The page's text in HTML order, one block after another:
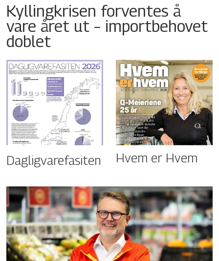
Kyllingkrisen forventes å
vare året ut – importbehovet
doblet
Dagligvarefasiten Hvem er Hvem